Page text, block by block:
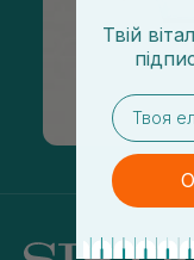
Твій
email